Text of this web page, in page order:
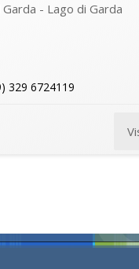
Garda - Lago di Garda
329 6724119